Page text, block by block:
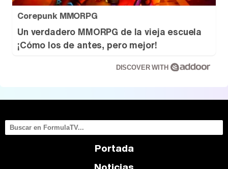
Corepunk MMORPG
Un verdadero MMORPG de la vieja escuela
¡Cómo los de antes, pero mejor!
DISCOVER WITH
Portada